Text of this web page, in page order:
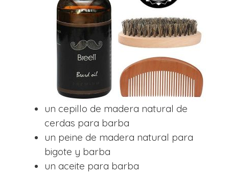
un cepillo de madera natural de
cerdas para barba
un peine de madera natural para
bigote y barba
un aceite para barba